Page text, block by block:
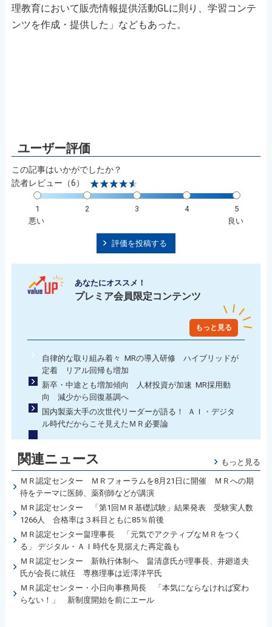
理教育において販売情報提供活動GLに則り、学習コンテ
ンツを作成・提供した」などもあった。
この記事はいかがでしたか？
読者レビュー（6）
1 2 3 4
5
悪い
良い
評価を投稿する
あなたにオススメ！
プレミア会員限定コンテンツ
もっと見る
自律的な取り組み着々 MRの導入研修 ハイブリッドが
定着 リアル回帰も増加
新卒・中途とも増加傾向 人材投資が加速 MR採用動
向 減少から回復基調へ
国内製薬大手の次世代リーダーが語る！ ＡＩ・デジタ
ル時代だからこそ見えたＭＲ必要論
関連ニュース もっと見る
ＭＲ認定センター ＭＲフォーラムを8月21日に開催 ＭＲへの期
待をテーマに医師、薬剤師などが講演
ＭＲ認定センター 「第1回ＭＲ基礎試験」結果発表 受験実人数
1266人 合格率は３科目ともに85％前後
ＭＲ認定センター畠理事長 「元気でアクティブなＭＲをつく
る」 デジタル・ＡＩ時代を見据えた再定義も
ＭＲ認定センター 新執行体制へ 畠清彦氏が理事長、井廻道夫
氏が会長に就任 専務理事は近澤洋平氏
ＭＲ認定センター・小日向事務局長 「本気にならなければ変わ
らない！」 新制度開始を前にエール